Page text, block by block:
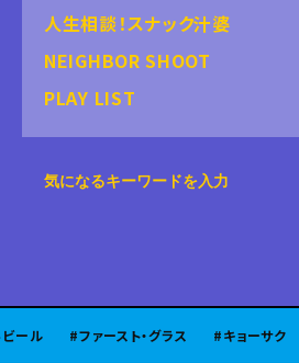
人生相談！スナック汁婆
NEIGHBOR SHOOT
PLAY LIST
ファースト・グラス キョーサク